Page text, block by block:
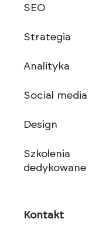
SEO
Strategia
Analityka
Social media
Design
Szkolenia
dedykowane
Kontakt